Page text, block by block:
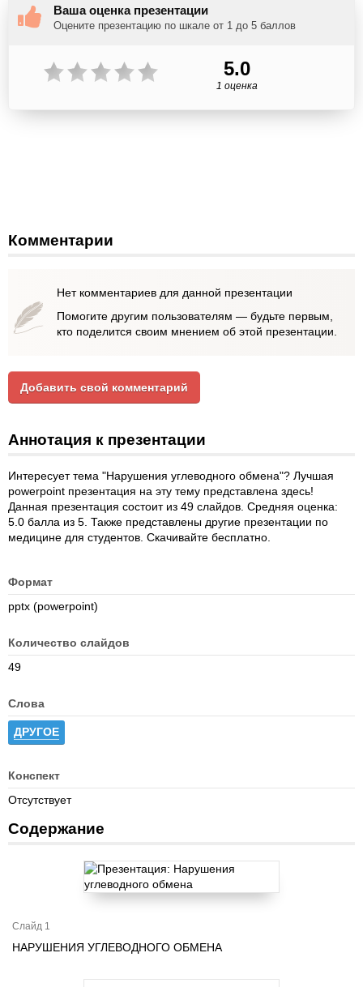
Ваша оценка презентации
Оцените презентацию по шкале от 1 до 5 баллов
5.0
1 оценка
Комментарии
Нет комментариев для данной презентации
Помогите другим пользователям — будьте первым,
кто поделится своим мнением об этой презентации.
Добавить свой комментарий
Аннотация к презентации
Интересует тема "Нарушения углеводного обмена"? Лучшая
powerpoint презентация на эту тему представлена здесь!
Данная презентация состоит из 49 слайдов. Средняя оценка:
5.0 балла из 5. Также представлены другие презентации по
медицине для студентов. Скачивайте бесплатно.
Формат
pptx (powerpoint)
Количество слайдов
49
Слова
ДРУГОЕ
Конспект
Отсутствует
Содержание
Слайд 1
НАРУШЕНИЯ УГЛЕВОДНОГО ОБМЕНА